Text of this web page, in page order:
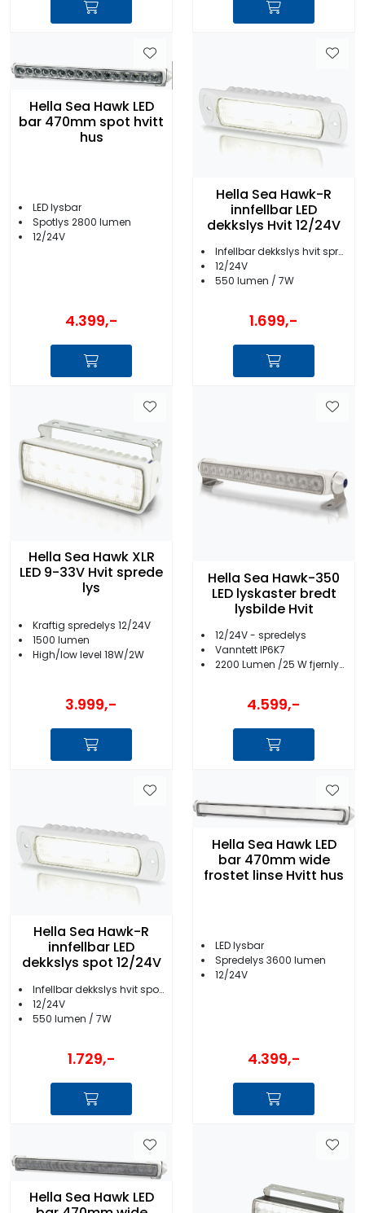
Hella Sea Hawk LED
bar 470mm spot hvitt
hus
LED lysbar
Spotlys 2800 lumen
12/24V
4.399,-
Hella Sea Hawk-R
innfellbar LED
dekkslys Hvit 12/24V
Infellbar dekkslys hvit spredelys
12/24V
550 lumen / 7W
1.699,-
Hella Sea Hawk XLR
LED 9-33V Hvit sprede
lys
Kraftig spredelys 12/24V
1500 lumen
High/low level 18W/2W
3.999,-
Hella Sea Hawk-350
LED lyskaster bredt
lysbilde Hvit
12/24V - spredelys
Vanntett IP6K7
2200 Lumen /25 W fjernlys, 220 lumens/5 W nærlys
4.599,-
Hella Sea Hawk-R
innfellbar LED
dekkslys spot 12/24V
Infellbar dekkslys hvit spotlys
12/24V
550 lumen / 7W
1.729,-
Hella Sea Hawk LED
bar 470mm wide
frostet linse Hvitt hus
LED lysbar
Spredelys 3600 lumen
12/24V
4.399,-
Hella Sea Hawk LED